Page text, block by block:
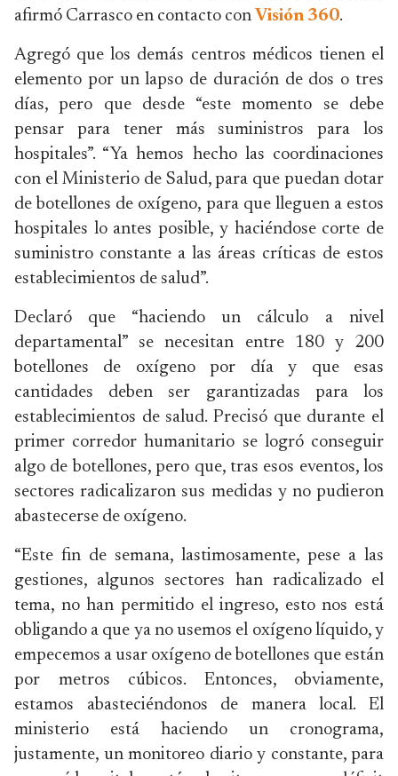
afirmó Carrasco en contacto con Visión 360.
Agregó que los demás centros médicos tienen el
elemento por un lapso de duración de dos o tres
días, pero que desde “este momento se debe
pensar para tener más suministros para los
hospitales”. “Ya hemos hecho las coordinaciones
con el Ministerio de Salud, para que puedan dotar
de botellones de oxígeno, para que lleguen a estos
hospitales lo antes posible, y haciéndose corte de
suministro constante a las áreas críticas de estos
establecimientos de salud”.
Declaró que “haciendo un cálculo a nivel
departamental” se necesitan entre 180 y 200
botellones de oxígeno por día y que esas
cantidades deben ser garantizadas para los
establecimientos de salud. Precisó que durante el
primer corredor humanitario se logró conseguir
algo de botellones, pero que, tras esos eventos, los
sectores radicalizaron sus medidas y no pudieron
abastecerse de oxígeno.
“Este fin de semana, lastimosamente, pese a las
gestiones, algunos sectores han radicalizado el
tema, no han permitido el ingreso, esto nos está
obligando a que ya no usemos el oxígeno líquido, y
empecemos a usar oxígeno de botellones que están
por metros cúbicos. Entonces, obviamente,
estamos abasteciéndonos de manera local. El
ministerio está haciendo un cronograma,
justamente, un monitoreo diario y constante, para